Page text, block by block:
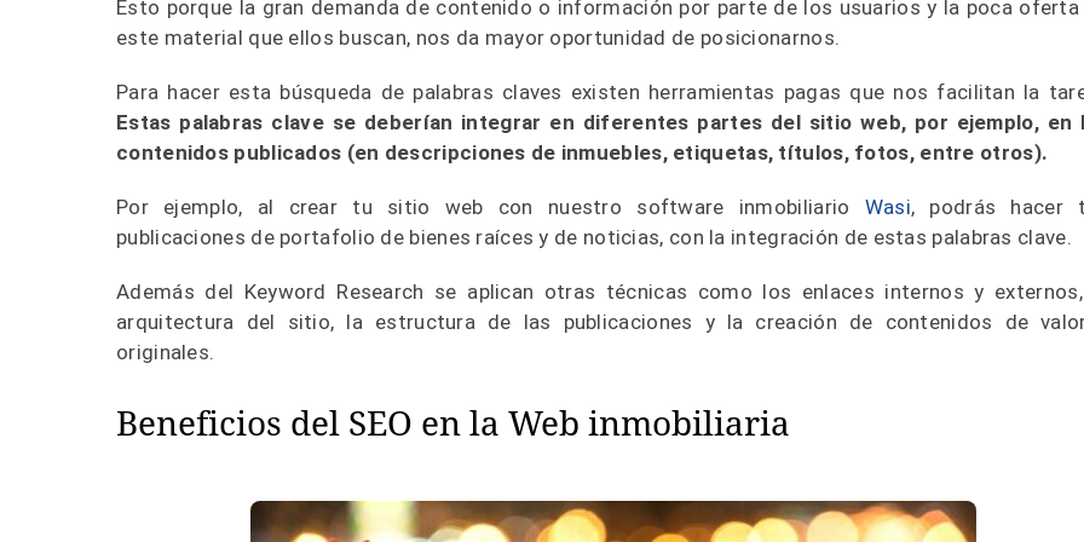
Esto porque la gran demanda de contenido o información por parte de los usuarios y la poca oferta
este material que ellos buscan, nos da mayor oportunidad de posicionarnos.
Para hacer esta búsqueda de palabras claves existen herramientas pagas que nos facilitan la
Estas palabras clave se deberían integrar en diferentes partes del sitio web, por ejemplo, en
contenidos publicados (en descripciones de inmuebles, etiquetas, títulos, fotos, entre otros).
Por ejemplo, al crear tu sitio web con nuestro software inmobiliario Wasi, podrás hacer
publicaciones de portafolio de bienes raíces y de noticias, con la integración de estas palabras clave.
Además del Keyword Research se aplican otras técnicas como los enlaces internos y
arquitectura del sitio, la estructura de las publicaciones y la creación de contenidos de
originales.
Beneficios del SEO en la Web inmobiliaria